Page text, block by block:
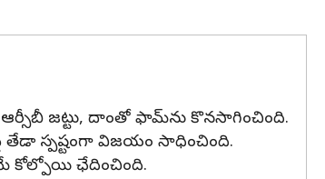
జట్టు, దాంతో ఫామ్‌ను కొనసాగించింది.
స్పష్టంగా విజయం సాధించింది.
కోల్పోయి ఛేదించింది.